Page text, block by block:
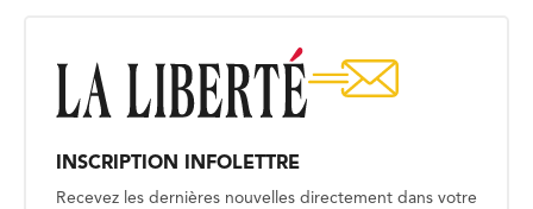
INSCRIPTION INFOLETTRE
Recevez les dernières nouvelles directement dans votre